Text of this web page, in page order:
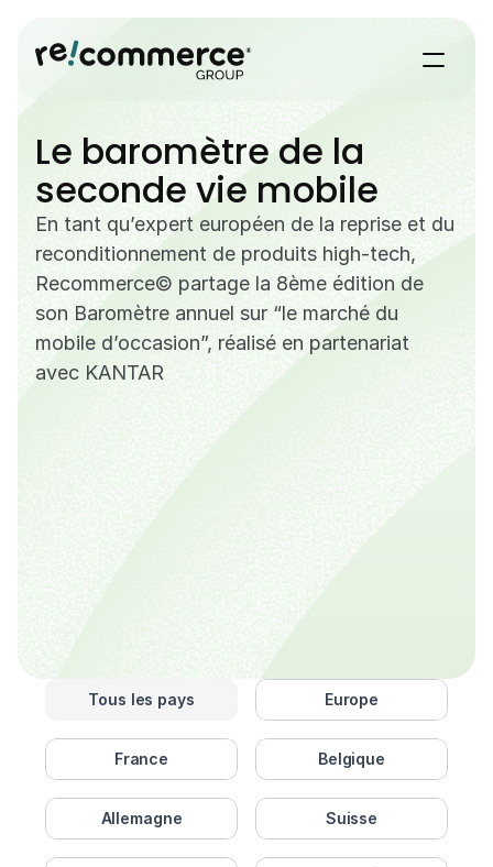
Le baromètre de la
seconde vie mobile
En tant qu’expert européen de la reprise et du
reconditionnement de produits high-tech,
Recommerce© partage la 8ème édition de
son Baromètre annuel sur “le marché du
mobile d’occasion”, réalisé en partenariat
avec KANTAR
Tous les pays Europe
France Belgique
Allemagne Suisse